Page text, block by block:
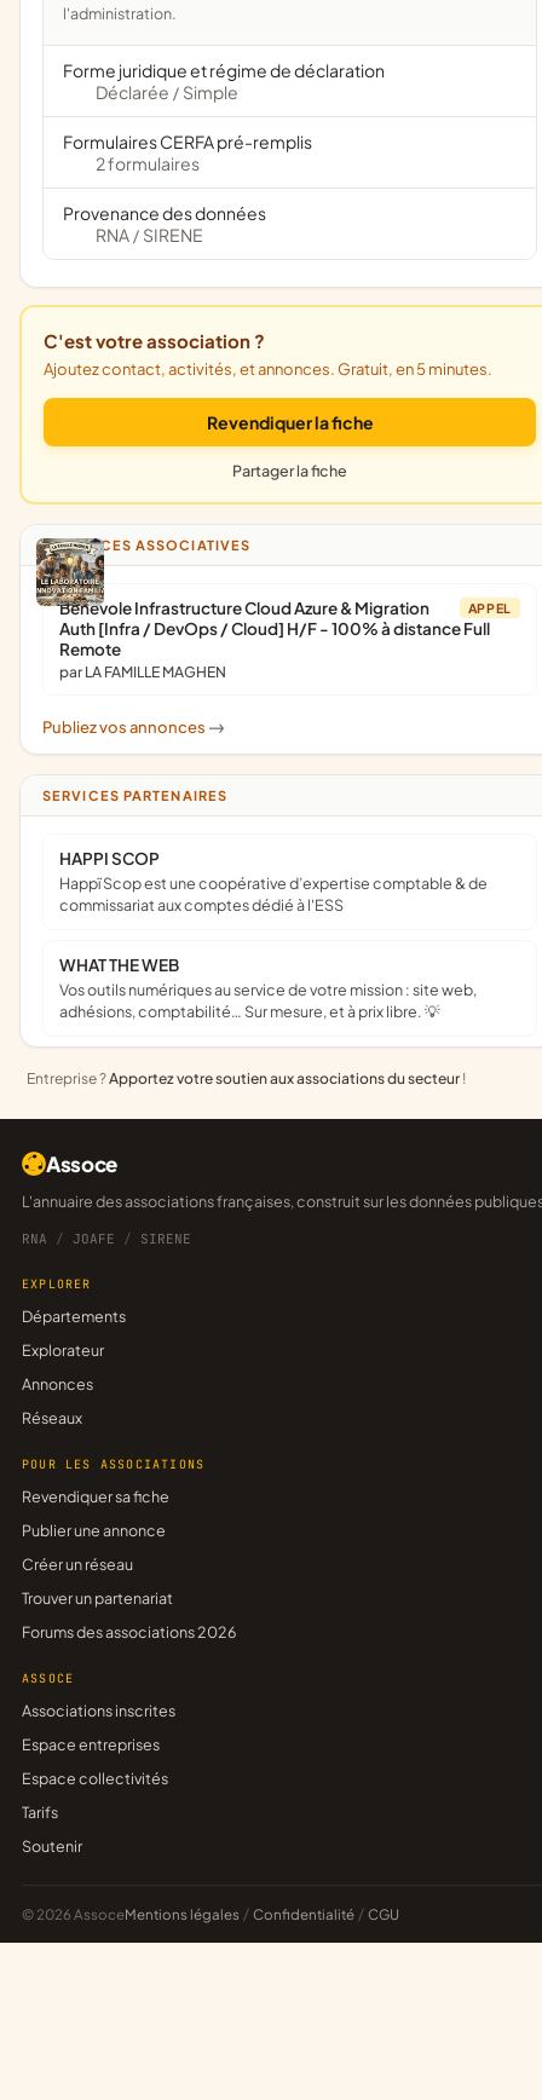
l'administration.
Forme juridique et régime de déclaration
Déclarée / Simple
Formulaires CERFA pré-remplis
2 formulaires
Provenance des données
RNA / SIRENE
C'est votre association ?
Ajoutez contact, activités, et annonces. Gratuit, en 5 minutes.
Revendiquer la fiche
Partager la fiche
ANNONCES ASSOCIATIVES
APPEL
Bénévole Infrastructure Cloud Azure & Migration
Auth [Infra / DevOps / Cloud] H/F - 100% à distance Full
Remote
par LA FAMILLE MAGHEN
Publiez vos annonces ->
SERVICES PARTENAIRES
HAPPI SCOP
Happï Scop est une coopérative d’expertise comptable & de
commissariat aux comptes dédié à l'ESS
WHAT THE WEB
Vos outils numériques au service de votre mission : site web,
adhésions, comptabilité… Sur mesure, et à prix libre. 💡
Entreprise ?Apportez votre soutien aux associations du secteur !
Assoce
L'annuaire des associations françaises, construit sur les données
RNA / JOAFE / SIRENE
EXPLORER
Départements
Explorateur
Annonces
Réseaux
POUR LES ASSOCIATIONS
Revendiquer sa fiche
Publier une annonce
Créer un réseau
Trouver un partenariat
Forums des associations 2026
ASSOCE
Associations inscrites
Espace entreprises
Espace collectivités
Tarifs
Soutenir
© 2026 AssoceMentions légales / Confidentialité / CGU